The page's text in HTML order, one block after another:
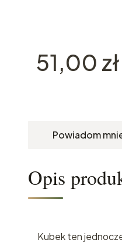
Cena
51,00 zł
Powiadom
Opis
Kubek ten